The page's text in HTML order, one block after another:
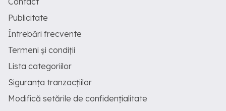
Publicitate
Întrebări frecvente
Termeni și condiții
Lista categoriilor
Siguranța tranzacțiilor
Modifică setările de confidențialitate